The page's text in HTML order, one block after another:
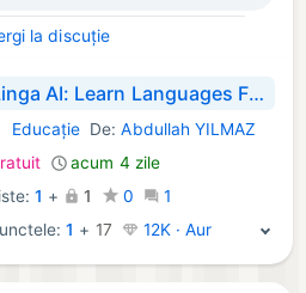
lifetime
la discuție
Linga AI: Learn Languages Fast
Aplicații:
Educaţie De:Abdullah YILMAZ
acum 4 zile
1 + 1 0
1
1 + 17 12K · Aur